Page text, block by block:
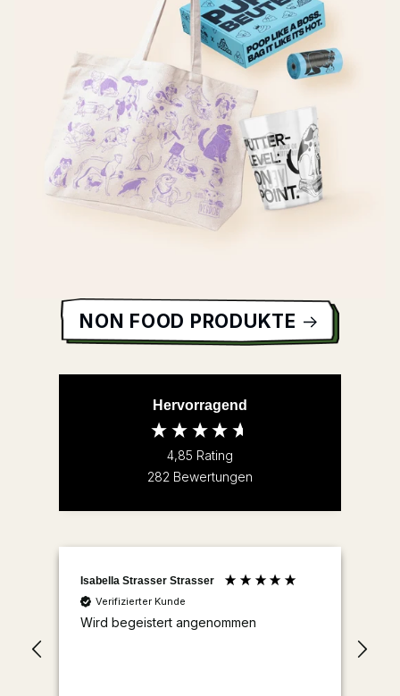
NON FOOD PRODUKTE
Hervorragend
4,85 Rating
282 Bewertungen
Isabella Strasser Strasser
Verifizierter Kunde
Wird begeistert angenommen
wie wir,